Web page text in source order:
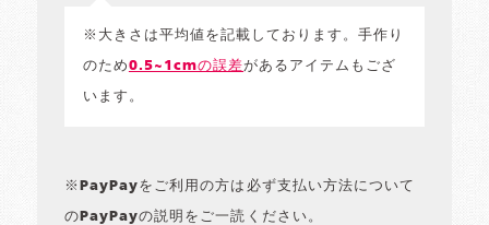
※大きさは平均値を記載しております。手作り
のため0.5~1cmの誤差があるアイテムもござ
います。
※PayPayをご利用の方は必ず支払い方法について
のPayPayの説明をご一読ください。